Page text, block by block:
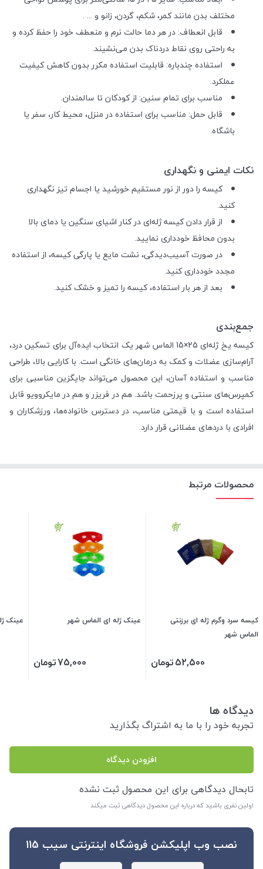
مختلف بدن مانند کمر، شکم، گردن، زانو و ... .
قابل انعطاف: در هر دما حالت نرم و منعطف خود را حفظ کرده و
به راحتی روی نقاط دردناک بدن می‌نشیند.
استفاده چندباره: قابلیت استفاده مکرر بدون کاهش کیفیت
عملکرد.
مناسب برای تمام سنین: از کودکان تا سالمندان.
قابل حمل: مناسب برای استفاده در منزل، محیط کار، سفر یا
باشگاه.
نکات ایمنی و نگهداری
کیسه را دور از نور مستقیم خورشید یا اجسام تیز نگهداری
کنید.
از قرار دادن کیسه ژله‌ای در کنار اشیای سنگین یا دمای بالا
بدون محافظ خودداری نمایید.
در صورت آسیب‌دیدگی، نشت مایع یا پارگی کیسه، از استفاده
مجدد خودداری کنید.
بعد از هر بار استفاده، کیسه را تمیز و خشک کنید.
جمع‌بندی
کیسه یخ ژله‌ای 25×15 الماس شهر یک انتخاب ایده‌آل برای تسکین درد،
آرام‌سازی عضلات و کمک به درمان‌های خانگی است. با کارایی بالا، طراحی
مناسب و استفاده آسان، این محصول می‌تواند جایگزین مناسبی برای
کمپرس‌های سنتی و پرزحمت باشد. هم در فریزر و هم در مایکروویو قابل
استفاده است و با قیمتی مناسب، در دسترس خانواده‌ها، ورزشکاران و
افرادی با دردهای عضلانی قرار دارد.
محصولات مرتبط
کیسه سرد وگرم ژله ای برزنتی
الماس شهر
52,500تومان
عینک ژله ای الماس شهر
75,000تومان
عینک
دیدگاه ها
تجربه خود را با ما به اشتراگ بگذارید
افزودن دیدگاه
تابحال دیدگاهی برای این محصول ثبت نشده
اولین نفری باشید که درباره این محصول دیدگاهی ثبت میکند
نصب وب اپلیکشن فروشگاه اینترنتی سیب 115